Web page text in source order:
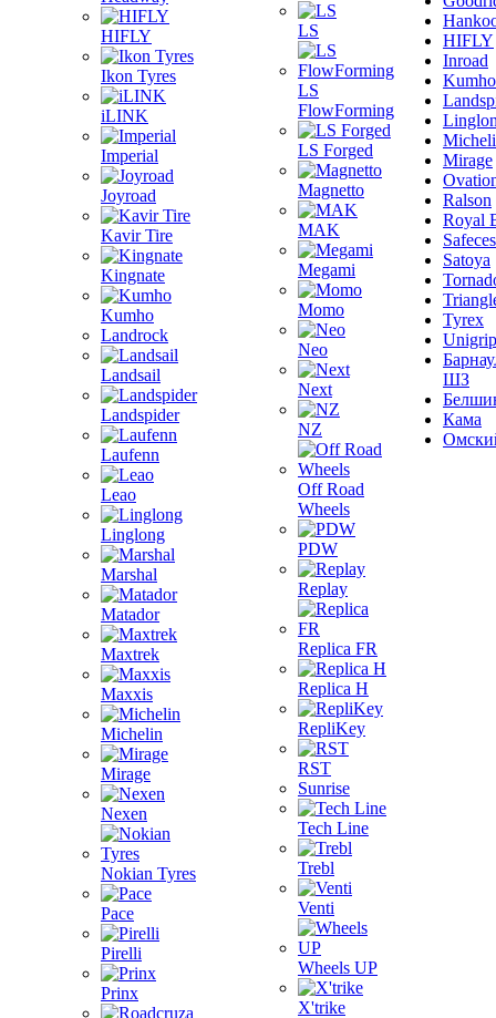
HIFLY
Ikon Tyres
iLINK
Imperial
Joyroad
Kavir Tire
Kingnate
Kumho
Landrock
Landsail
Landspider
Laufenn
Leao
Linglong
Marshal
Matador
Maxtrek
Maxxis
Michelin
Mirage
Nexen
Nokian Tyres
Pace
Pirelli
Prinx
LS
LS
FlowForming
LS Forged
Magnetto
MAK
Megami
Momo
Neo
Next
NZ
Off Road
Wheels
PDW
Replay
Replica FR
Replica H
RepliKey
RST
Sunrise
Tech Line
Trebl
Venti
Wheels UP
X'trike
HIFLY
Inroad
Kumho
Mirage
Ralson
Royal
Satoya
Tyrex
Unigrip
ШЗ
Кама